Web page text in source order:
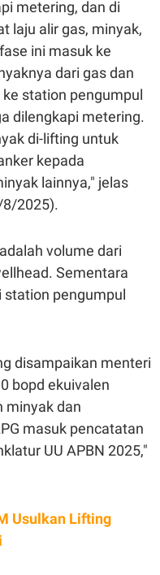
metering, dan di
laju alir gas, minyak,
ini masuk ke
dari gas dan
station pengumpul
dilengkapi metering.
di-lifting untuk
kepada
lainnya," jelas
8/2025).
volume dari
Sementara
station pengumpul
disampaikan menteri
bopd ekuivalen
minyak dan
masuk pencatatan
UU APBN 2025,"
Usulkan Lifting